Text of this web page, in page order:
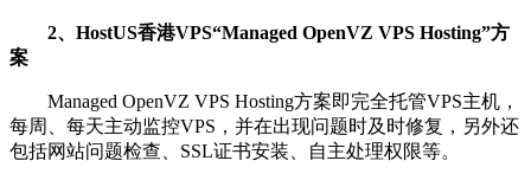
2、HostUS香港VPS“Managed OpenVZ VPS Hosting”方
案
Managed OpenVZ VPS Hosting方案即完全托管VPS主机，
每周、每天主动监控VPS，并在出现问题时及时修复，另外还
包括网站问题检查、SSL证书安装、自主处理权限等。